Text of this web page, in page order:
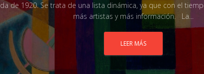
de 1920. Se trata de una lista dinámica, ya que con el
más artistas y más información. La...
LEER MÁS